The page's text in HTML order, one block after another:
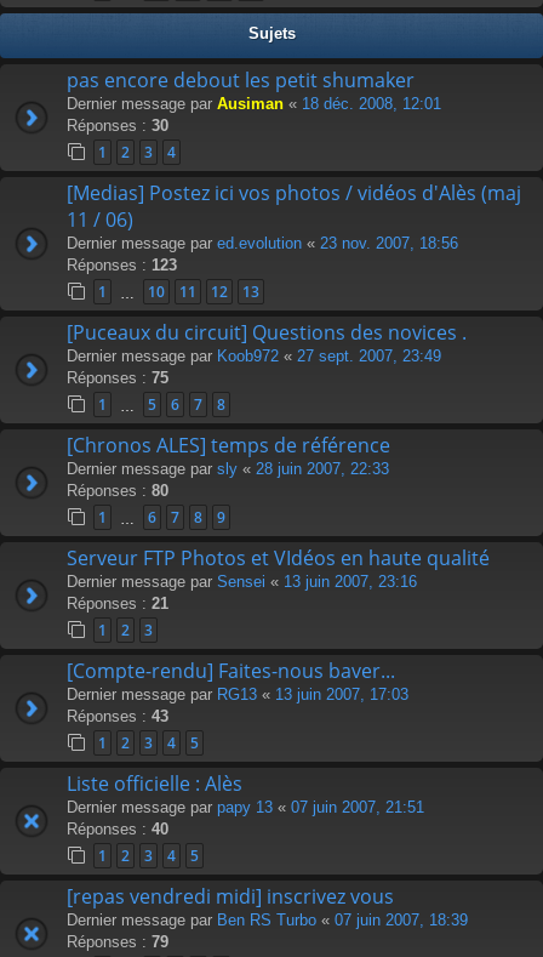
Sujets
pas encore debout les petit shumaker
Dernier message par Ausiman « 18 déc. 2008, 12:01
Réponses : 30
1 2 3 4
[Medias] Postez ici vos photos / vidéos d'Alès (maj
11 / 06)
Dernier message par ed.evolution « 23 nov. 2007, 18:56
Réponses : 123
1 10 11 12 13
[Puceaux du circuit] Questions des novices .
Dernier message par Koob972 « 27 sept. 2007, 23:49
Réponses : 75
1 5 6 7 8
[Chronos ALES] temps de référence
Dernier message par sly « 28 juin 2007, 22:33
Réponses : 80
1 6 7 8 9
Serveur FTP Photos et VIdéos en haute qualité
Dernier message par Sensei « 13 juin 2007, 23:16
Réponses : 21
1 2 3
[Compte-rendu] Faites-nous baver...
Dernier message par RG13 « 13 juin 2007, 17:03
Réponses : 43
1 2 3 4 5
Liste officielle : Alès
Dernier message par papy 13 « 07 juin 2007, 21:51
Réponses : 40
1 2 3 4 5
[repas vendredi midi] inscrivez vous
Dernier message par Ben RS Turbo « 07 juin 2007, 18:39
Réponses : 79